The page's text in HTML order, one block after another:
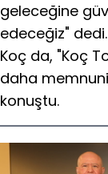
geleceğine
edeceğiz"
Koç da, "Koç
daha
konuştu.